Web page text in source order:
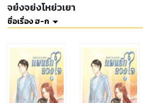
จย๋งจย่งโหย่วเยา
ชื่อเรื่อง ฮ-ก